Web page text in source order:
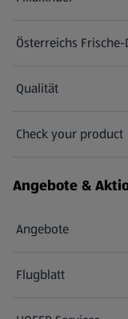
Österreichs
Qualität
Check your product
(öffnet in einem
Angebote &
Angebote
Flugblatt